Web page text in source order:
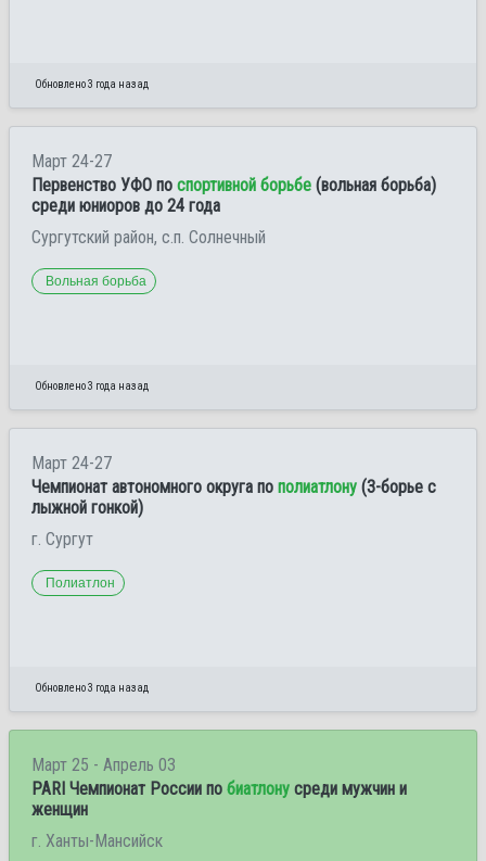
Обновлено 3 года назад
Март 24-27
Первенство УФО по спортивной борьбе (вольная борьба)
среди юниоров до 24 года
Сургутский район, с.п. Солнечный
Вольная борьба
Обновлено 3 года назад
Март 24-27
Чемпионат автономного округа по полиатлону (3-борье с
лыжной гонкой)
г. Сургут
Полиатлон
Обновлено 3 года назад
Март 25 - Апрель 03
PARI Чемпионат России по биатлону среди мужчин и
женщин
г. Ханты-Мансийск